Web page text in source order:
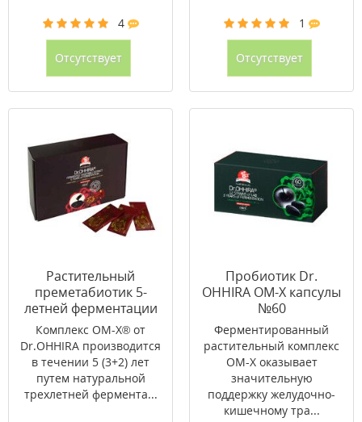
4
Отсутствует
1
Отсутствует
Растительный
преметабиотик 5-
летней ферментации
ОМ-Х® от Dr.OHHIRA®
30 саше
Комплекс OM-X® от
Dr.OHHIRА производится
в течении 5 (3+2) лет
путем натуральной
трехлетней фермента...
Пробиотик Dr.
OHHIRA OM-X капсулы
№60
Ферментированный
растительный комплекс
ОМ-Х оказывает
значительную
поддержку желудочно-
кишечному тра...